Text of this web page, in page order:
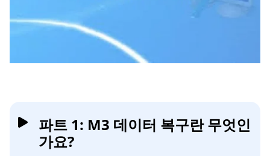
파트 1: M3 데이터 복구란 무엇인
가요?